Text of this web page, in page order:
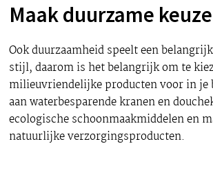
Maak duurzame
Ook duurzaamheid speelt een
stijl, daarom is het belangrijk om te
milieuvriendelijke producten voor in je
aan waterbesparende kranen en
ecologische schoonmaakmiddelen en
natuurlijke verzorgingsproducten.